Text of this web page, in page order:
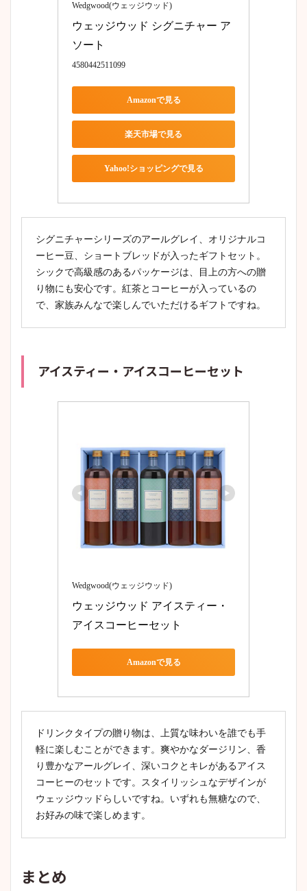
Wedgwood(ウェッジウッド)
ウェッジウッド シグニチャー ア
ソート
4580442511099
Amazonで見る
楽天市場で見る
Yahoo!ショッピングで見る
シグニチャーシリーズのアールグレイ、オリジナルコ
ーヒー豆、ショートブレッドが入ったギフトセット。
シックで高級感のあるパッケージは、目上の方への贈
り物にも安心です。紅茶とコーヒーが入っているの
で、家族みんなで楽しんでいただけるギフトですね。
アイスティー・アイスコーヒーセット
Wedgwood(ウェッジウッド)
ウェッジウッド アイスティー・
アイスコーヒーセット
Amazonで見る
ドリンクタイプの贈り物は、上質な味わいを誰でも手
軽に楽しむことができます。爽やかなダージリン、香
り豊かなアールグレイ、深いコクとキレがあるアイス
コーヒーのセットです。スタイリッシュなデザインが
ウェッジウッドらしいですね。いずれも無糖なので、
お好みの味で楽しめます。
まとめ